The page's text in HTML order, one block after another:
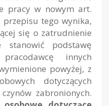
pracy w nowym art.
przepisu tego wynika,
się o zatrudnienie
podstawę
innych
powyżej, z
dotyczących
zabronionych.